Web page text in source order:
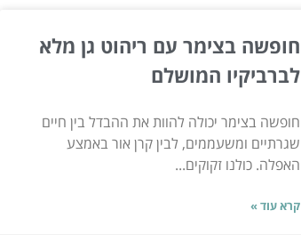
חופשה בצימר עם ריהוט גן מלא
לברביקיו המושלם
חופשה בצימר יכולה להוות את ההבדל בין חיים
שגרתיים ומשעממים, לבין קרן אור באמצע
האפלה. כולנו זקוקים...
קרא עוד »